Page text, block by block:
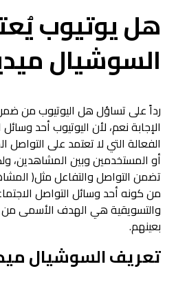
هل يوتيوب
السوشيال
رداً على تساؤل هل اليوتيوب من
الإجابة نعم، لأن اليوتيوب أحد
الفعالة التي لا تعتمد على التواصل
أو المستخدمين وبين المشاهدين،
تضمن التواصل والتفاعل مثل(
من كونه أحد وسائل التواصل
والتسويقية هي الهدف الأسمى
بعينهم.
تعريف السوشيال